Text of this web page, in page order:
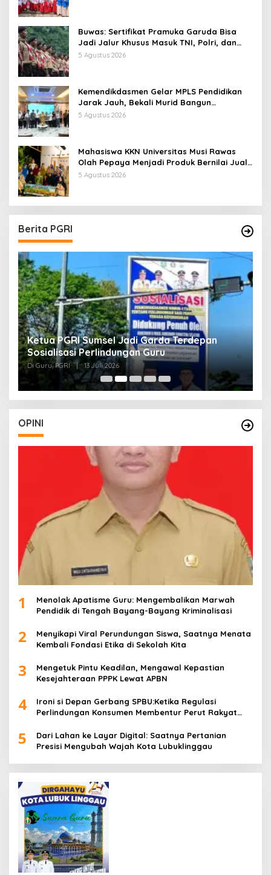
Buwas: Sertifikat Pramuka Garuda Bisa
Jadi Jalur Khusus Masuk TNI, Polri, dan
Perguruan Tinggi
5 Agustus 2026
Kemendikdasmen Gelar MPLS Pendidikan
Jarak Jauh, Bekali Murid Bangun
Kemandirian Belajar
5 Agustus 2026
Mahasiswa KKN Universitas Musi Rawas
Olah Pepaya Menjadi Produk Bernilai Jual
Tinggi, Dorong UMKM Desa Air Satan
5 Agustus 2026
Berita PGRI
Ketua PGRI Sumsel Jadi Garda Terdepan
Sosialisasi Perlindungan Guru
Di Guru, PGRI | 13 Juli 2026
OPINI
1
Menolak Apatisme Guru: Mengembalikan Marwah
Pendidik di Tengah Bayang-Bayang Kriminalisasi
2
Menyikapi Viral Perundungan Siswa, Saatnya Menata
Kembali Fondasi Etika di Sekolah Kita
3
Mengetuk Pintu Keadilan, Mengawal Kepastian
Kesejahteraan PPPK Lewat APBN
4
Ironi si Depan Gerbang SPBU:Ketika Regulasi
Perlindungan Konsumen Membentur Perut Rakyat
5
Dari Lahan ke Layar Digital: Saatnya Pertanian
Presisi Mengubah Wajah Kota Lubuklinggau